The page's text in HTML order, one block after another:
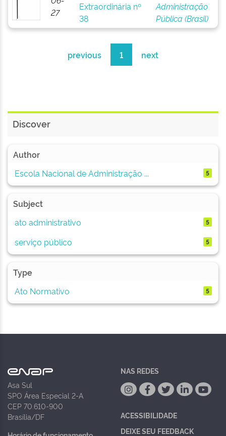
27
Extraordinária nº
38
Administração
Pública (Brasil)
previous 1 next
Discover
Author
Escola Nacional de Administração ...
5
Subject
ato administrativo
5
serviço público 5
Type
Ato Normativo
5
Asa Sul
SPO Área Especial 2-A
CEP 70.610-900
Brasília/DF
NAS REDES
ACESSIBILIDADE
DEIXE SEU FEEDBACK